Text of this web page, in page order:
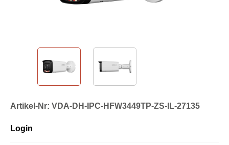
Artikel-Nr: VDA-DH-IPC-HFW3449TP-ZS-IL-27135
Login